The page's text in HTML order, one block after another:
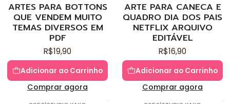
ARTES PARA BOTTONS
QUE VENDEM MUITO
TEMAS DIVERSOS EM
PDF
R$19,90
Adicionar ao Carrinho
Comprar agora
ARTE PARA CANECA E
QUADRO DIA DOS PAIS
NETFLIX ARQUIVO
EDITÁVEL
R$16,90
Adicionar ao Carrinho
Comprar agora